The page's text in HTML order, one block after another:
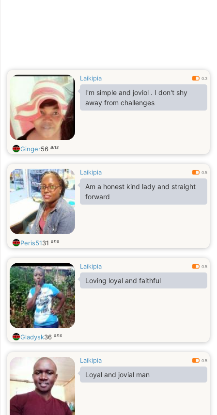
Laikipia 0.3
I'm simple and joviol . I don't shy
away from challenges
Ginger56 ans
Laikipia 0.5
Am a honest kind lady and straight
forward
Peris5131 ans
Laikipia 0.5
Loving loyal and faithful
Gladysk36 ans
Laikipia 0.5
Loyal and jovial man